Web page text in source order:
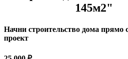
145м2"
Начни строительство дома прямо
проект